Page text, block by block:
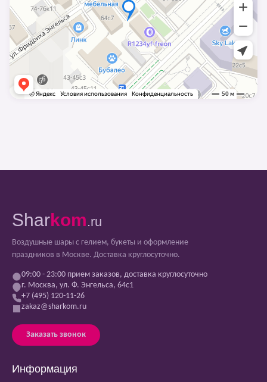
Sharkom.ru
Воздушные шары с гелием, букеты и оформление
праздников в Москве. Доставка круглосуточно.
09:00 - 23:00 прием заказов, доставка круглосуточно
г. Москва, ул. Ф. Энгельса, 64с1
+7 (495) 120-11-26
zakaz@sharkom.ru
Заказать звонок
Информация